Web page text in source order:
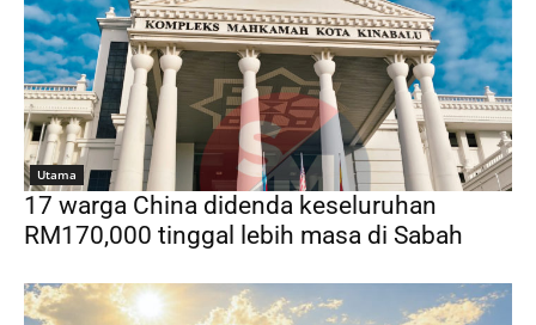
Utama
17 warga China didenda keseluruhan
RM170,000 tinggal lebih masa di Sabah